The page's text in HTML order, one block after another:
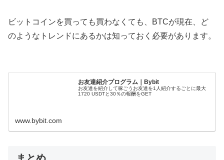
ビットコインを買っても買わなくても、BTCが現在、ど
のようなトレンドにあるかは知っておく必要があります。
お友達紹介プログラム｜Bybit
お友達を紹介して稼ごうお友達を1人紹介するごとに最大
1720 USDTと30％の報酬をGET
www.bybit.com